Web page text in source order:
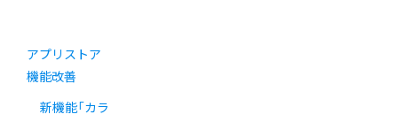
アプリストア
機能改善
新機能「カラ